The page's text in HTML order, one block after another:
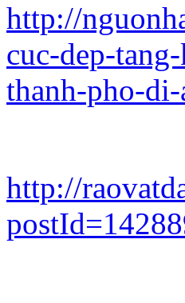
http://
cuc-dep-
thanh-pho-
http://